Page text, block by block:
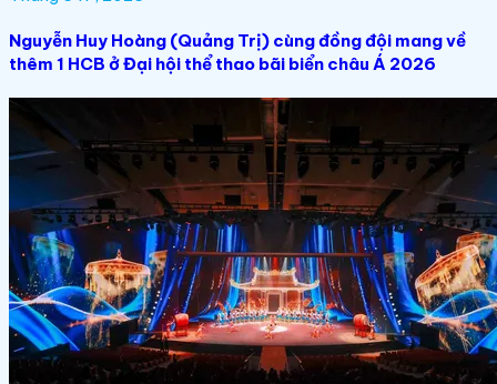
Nguyễn Huy Hoàng (Quảng Trị) cùng đồng đội mang về
thêm 1 HCB ở Đại hội thể thao bãi biển châu Á 2026